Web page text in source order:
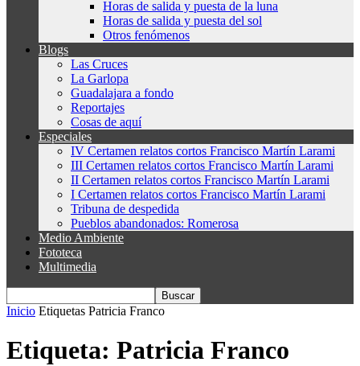
Horas de salida y puesta de la luna
Horas de salida y puesta del sol
Otros fenómenos
Blogs
Las Cruces
La Garlopa
Guadalajara a fondo
Reportajes
Cosas de aquí
Especiales
IV Certamen relatos cortos Francisco Martín Larami
III Certamen relatos cortos Francisco Martín Larami
II Certamen relatos cortos Francisco Martín Larami
I Certamen relatos cortos Francisco Martín Larami
Tribuna de despedida
Pueblos abandonados: Romerosa
Medio Ambiente
Fototeca
Multimedia
Inicio Etiquetas Patricia Franco
Etiqueta: Patricia Franco